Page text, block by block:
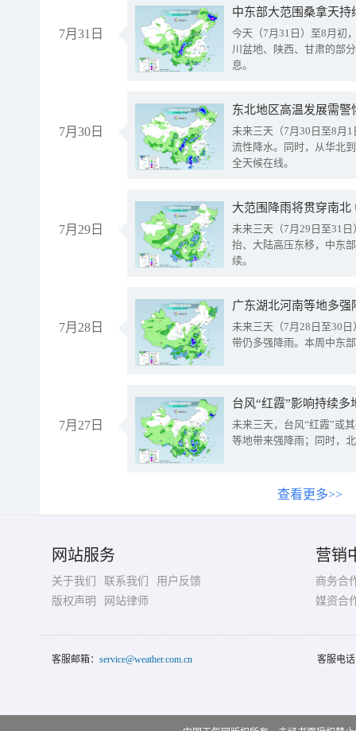
7月31日
中东部大范围桑拿天
今天（7月31日）至8月初
川盆地、陕西、甘肃的部
息。
7月30日
东北地区高温发展需
未来三天（7月30日至8月
流性降水。同时，从华北
全天候在线。
7月29日
大范围降雨将贯穿南
未来三天（7月29日至31
抬、大陆高压东移，中东
续。
7月28日
广东湖北河南等地多
未来三天（7月28日至30
带仍多强降雨。本周中东
7月27日
台风“红霞”影响持续
未来三天，台风“红霞”或
等地带来强降雨；同时，
查看更多>>
网站服务
关于我们 联系我们
用户反馈
版权声明
网站律师
营销
商务合
媒资合
客服邮箱： service@weather.com.cn 客服电